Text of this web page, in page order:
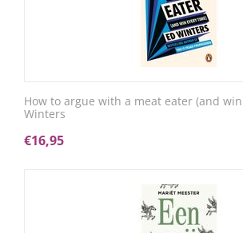
How to argue with a meat eater (and
Winters
€16,95